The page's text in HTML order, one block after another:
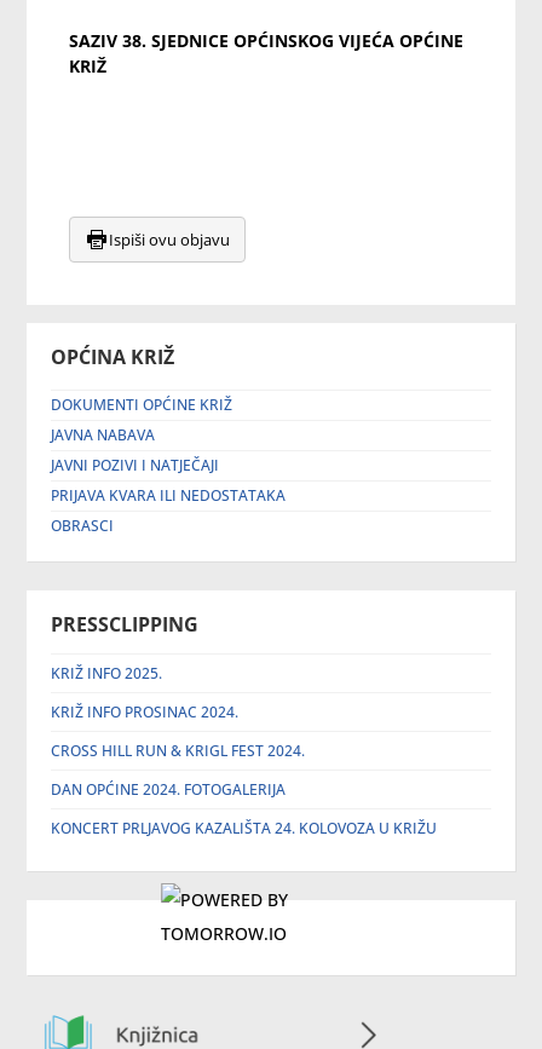
OPĆINA KRIŽ
DOKUMENTI OPĆINE KRIŽ
JAVNA NABAVA
JAVNI POZIVI I NATJEČAJI
PRIJAVA KVARA ILI NEDOSTATAKA
OBRASCI
PRESSCLIPPING
KRIŽ INFO 2025.
KRIŽ INFO PROSINAC 2024.
CROSS HILL RUN & KRIGL FEST 2024.
DAN OPĆINE 2024. FOTOGALERIJA
KONCERT PRLJAVOG KAZALIŠTA 24. KOLOVOZA U KRIŽU
SAZIV 38. SJEDNICE OPĆINSKOG VIJEĆA OPĆINE
KRIŽ
Ispiši ovu objavu